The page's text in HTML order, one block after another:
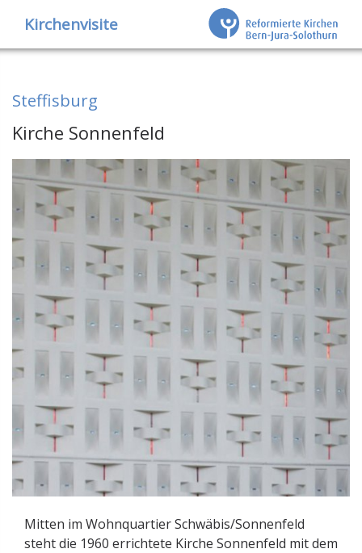
Kirchenvisite
Steffisburg
Kirche Sonnenfeld
Mitten im Wohnquartier Schwäbis/Sonnenfeld
steht die 1960 errichtete Kirche Sonnenfeld mit dem